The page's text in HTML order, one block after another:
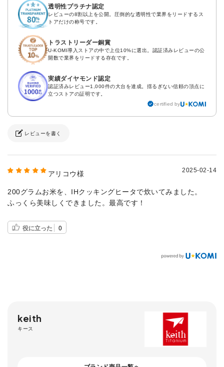
透明性プラチナ認定
レビューの8割以上を公開。圧倒的な透明性で業界をリードするス
トアだけの称号です。
トラストリーダー銅賞
U-KOMI導入ストアの中で上位10%に選出。認証済みレビューの公
開数で業界をリードする存在です。
実績ダイヤモンド認定
認証済みレビュー1,000件の大台を達成。揺るぎない信頼の頂点に
立つストアの証明です。
certified by
レビューを書く
アリコウ様 2025-02-14
200グラムお米を、IHクッキングヒータで炊いてみました。
ふっくら美味しくできました。最高です！
役に立った 0
keith
キース